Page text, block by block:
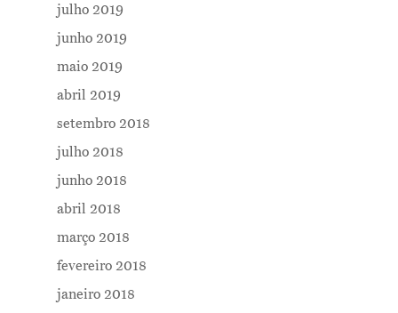
julho 2019
junho 2019
maio 2019
abril 2019
setembro 2018
julho 2018
junho 2018
abril 2018
março 2018
fevereiro 2018
janeiro 2018